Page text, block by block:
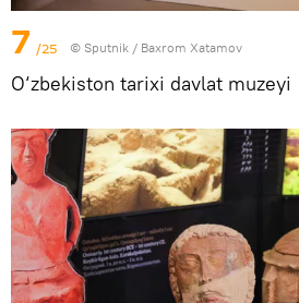
7 /25 © Sputnik / Baxrom Xatamov
O‘zbekiston tarixi davlat muzeyi